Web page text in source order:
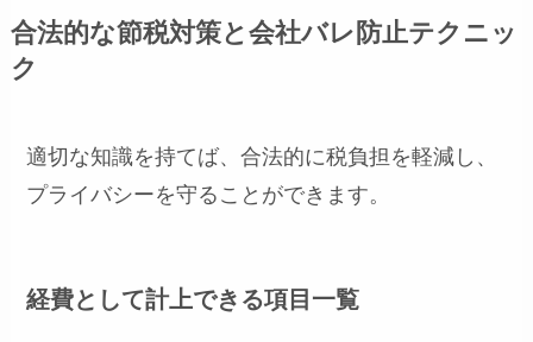
合法的な節税対策と会社バレ防止テクニッ
ク
適切な知識を持てば、合法的に税負担を軽減し、
プライバシーを守ることができます。
経費として計上できる項目一覧